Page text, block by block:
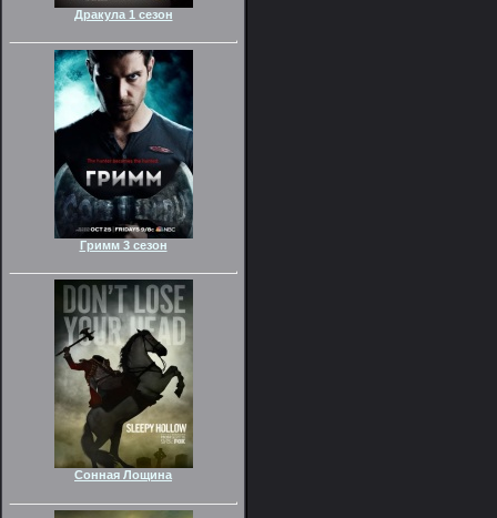
Дракула 1 сезон
Гримм 3 сезон
Сонная Лощина